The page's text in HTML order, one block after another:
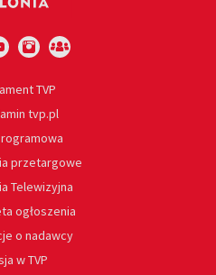
TVP
tvp.pl
przetargowe
Telewizyjna
ogłoszenia
o nadawcy
w TVP